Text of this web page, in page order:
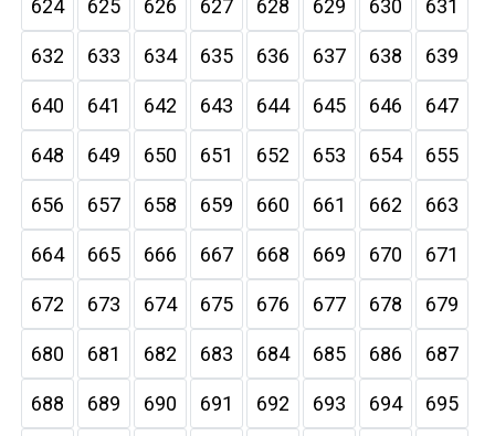
624 625 626 627 628 629 630 631
632 633 634 635 636 637 638 639
640 641 642 643 644 645 646 647
648 649 650 651 652 653 654 655
656 657 658 659 660 661 662 663
664 665 666 667 668 669 670 671
672 673 674 675 676 677 678 679
680 681 682 683 684 685 686 687
688 689 690 691 692 693 694 695